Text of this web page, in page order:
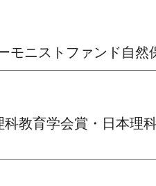
モニストファンド自
科教育学会賞・日本